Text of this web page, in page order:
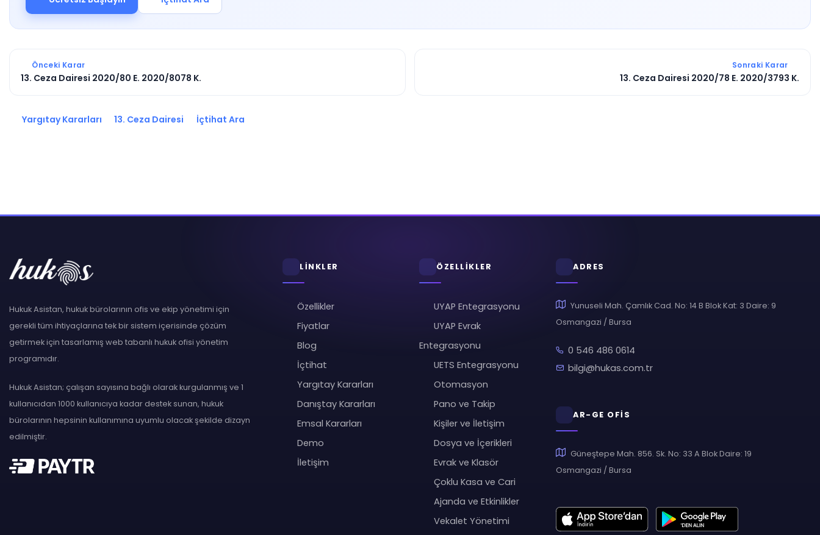
Önceki Karar
13. Ceza Dairesi 2020/80 E. 2020/8078 K.
Sonraki Karar
13. Ceza Dairesi 2020/78 E. 2020/3793 K.
Yargıtay Kararları 13. Ceza Dairesi İçtihat Ara
Hukuk Asistan, hukuk bürolarının ofis ve ekip yönetimi için
gerekli tüm ihtiyaçlarına tek bir sistem içerisinde çözüm
getirmek için tasarlamış web tabanlı hukuk ofisi yönetim
programıdır.
Hukuk Asistan; çalışan sayısına bağlı olarak kurgulanmış ve 1
kullanıcıdan 1000 kullanıcıya kadar destek sunan, hukuk
bürolarının hepsinin kullanımına uyumlu olacak şekilde dizayn
edilmiştir.
LİNKLER
Özellikler
Fiyatlar
Blog
İçtihat
Yargıtay Kararları
Danıştay Kararları
Emsal Kararları
Demo
İletişim
ÖZELLİKLER
UYAP Entegrasyonu
UYAP Evrak
Entegrasyonu
UETS Entegrasyonu
Otomasyon
Pano ve Takip
Kişiler ve İletişim
Dosya ve İçerikleri
Evrak ve Klasör
Çoklu Kasa ve Cari
Ajanda ve Etkinlikler
Vekalet Yönetimi
ADRES
Yunuseli Mah. Çamlık Cad. No: 14 B Blok Kat: 3 Daire: 9
Osmangazi / Bursa
0 546 486 0614
bilgi@hukas.com.tr
AR-GE OFİS
Güneştepe Mah. 856. Sk. No: 33 A Blok Daire: 19
Osmangazi / Bursa